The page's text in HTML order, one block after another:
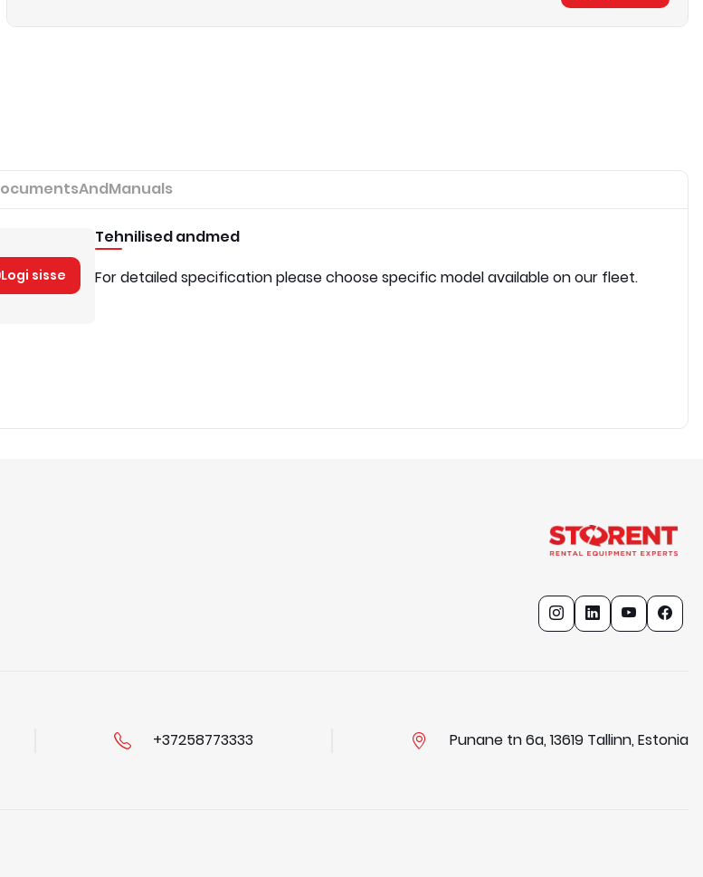
Logi sisse
Tehnilised andmed
For detailed specification please choose specific model available on our fleet.
+37258773333 Punane tn 6a, 13619 Tallinn, Estonia